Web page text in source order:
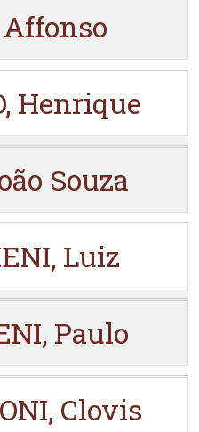
Affonso
Henrique
Souza
Luiz
Paulo
Clovis